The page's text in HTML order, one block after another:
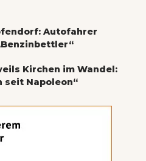
Autofahrer
Kirchen im Wandel:
seit Napoleon“